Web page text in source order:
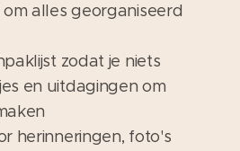
alles georganiseerd
zodat je niets
en uitdagingen om
herinneringen, foto's